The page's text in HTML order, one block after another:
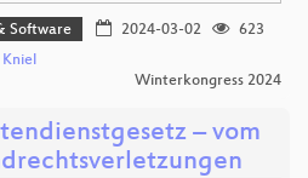
Software 2024-03-02
623
Winterkongress 2024
– vom